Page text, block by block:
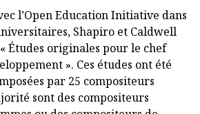
l’Open Education Initiative dans
Shapiro et Caldwell
Études originales pour le chef
». Ces études ont été
par 25 compositeurs
sont des compositeurs